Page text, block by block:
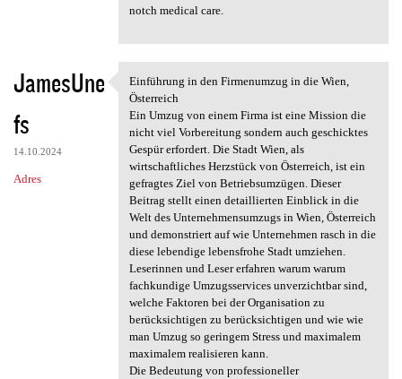
notch medical care.
JamesUne
fs
14.10.2024
Adres
Einführung in den Firmenumzug
Einführung in den Firmenumzug in die Wien,
Österreich
Ein Umzug von einem Firma ist eine Mission die
nicht viel Vorbereitung sondern auch geschicktes
Gespür erfordert. Die Stadt Wien, als
wirtschaftliches Herzstück von Österreich, ist ein
gefragtes Ziel von Betriebsumzügen. Dieser
Beitrag stellt einen detaillierten Einblick in die
Welt des Unternehmensumzugs in Wien, Österreich
und demonstriert auf wie Unternehmen rasch in die
diese lebendige lebensfrohe Stadt umziehen.
Leserinnen und Leser erfahren warum warum
fachkundige Umzugsservices unverzichtbar sind,
welche Faktoren bei der Organisation zu
berücksichtigen zu berücksichtigen und wie wie
man Umzug so geringem Stress und maximalem
maximalem realisieren kann.
Die Bedeutung von professioneller